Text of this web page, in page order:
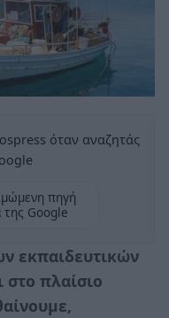
όταν αναζητάς
πηγή
της Google
εκπαιδευτικών
στο πλαίσιο